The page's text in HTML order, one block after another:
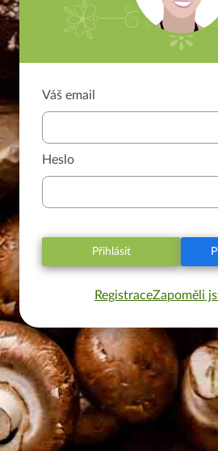
Váš email
Heslo
Přihlásit
RegistraceZapoměli